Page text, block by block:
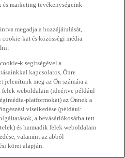
marketing tevékenységeink
megadja a hozzájárulását,
kat és közösségi média
k segítségével a
kapcsolatos, Önre
jelenítünk meg az Ön számára a
weboldalain (ideértve például
platformokat) az Önnek a
viselkedése (például:
a bevásárlókosárba tett
és harmadik felek weboldalain
valamint az abból
körei alapján.